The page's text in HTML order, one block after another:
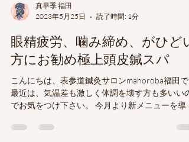
真早季 福田
2023年5月25日
読了時間: 1分
眼精疲労、噛み締め、がひどい